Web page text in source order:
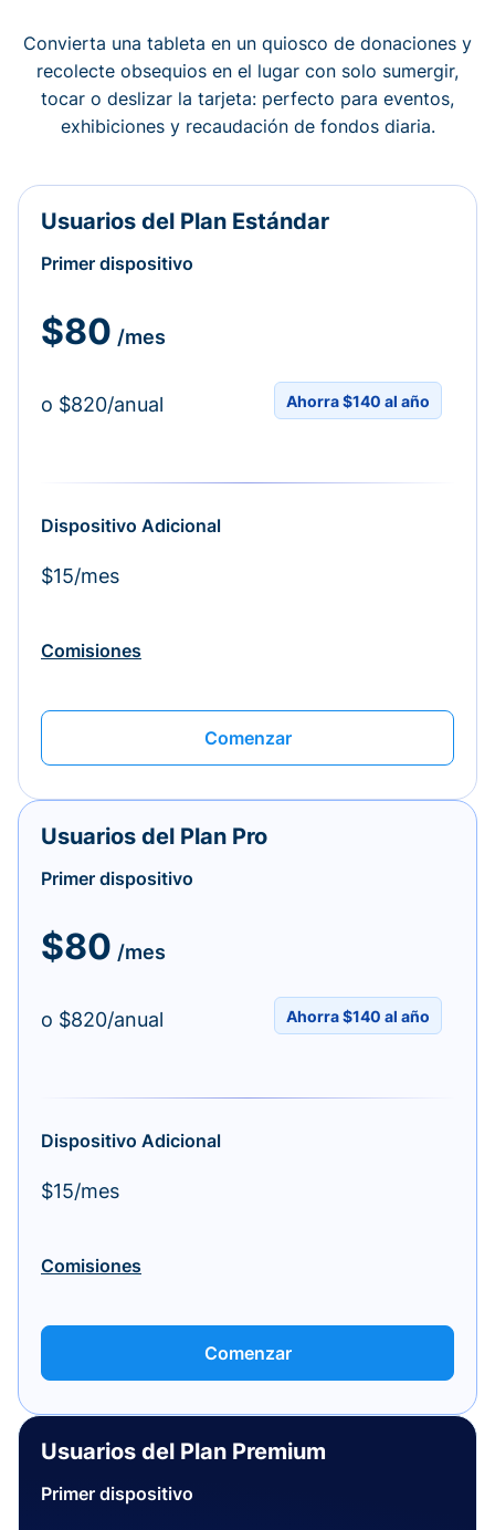
Convierta una tableta en un quiosco de donaciones y
recolecte obsequios en el lugar con solo sumergir,
tocar o deslizar la tarjeta: perfecto para eventos,
exhibiciones y recaudación de fondos diaria.
Usuarios del Plan Estándar
Primer dispositivo
$80 /mes
o $820/anual Ahorra $140 al año
Dispositivo Adicional
$15/mes
Comisiones
Comenzar
Usuarios del Plan Pro
Primer dispositivo
$80 /mes
o $820/anual Ahorra $140 al año
Dispositivo Adicional
$15/mes
Comisiones
Comenzar
Usuarios del Plan Premium
Primer dispositivo